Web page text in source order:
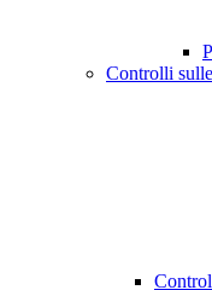
Controlli